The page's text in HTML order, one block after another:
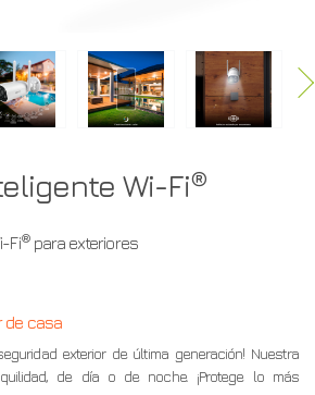
Wi-Fi®
Fi®para exteriores
de casa
exterior de última generación! Nuestra
de día o de noche. ¡Protege lo más